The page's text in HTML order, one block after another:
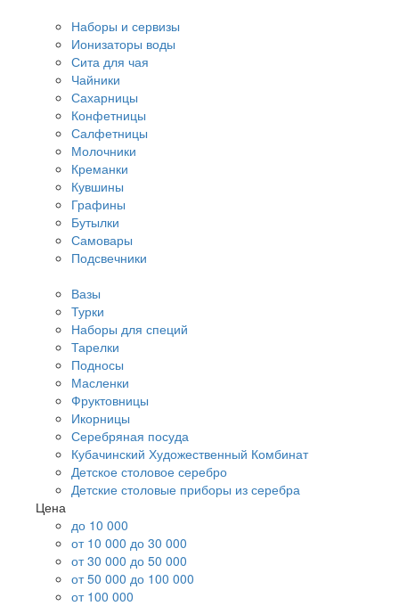
Наборы и сервизы
Ионизаторы воды
Сита для чая
Чайники
Сахарницы
Конфетницы
Салфетницы
Молочники
Креманки
Кувшины
Графины
Бутылки
Самовары
Подсвечники
Вазы
Турки
Наборы для специй
Тарелки
Подносы
Масленки
Фруктовницы
Икорницы
Серебряная посуда
Кубачинский Художественный Комбинат
Детское столовое серебро
Детские столовые приборы из серебра
Цена
до 10 000
от 10 000 до 30 000
от 30 000 до 50 000
от 50 000 до 100 000
от 100 000